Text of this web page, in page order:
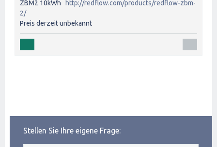
ZBM2 10kWh
http://redflow.com/products/redflow-zbm-
2/
Preis derzeit unbekannt
Stellen Sie Ihre eigene Frage: